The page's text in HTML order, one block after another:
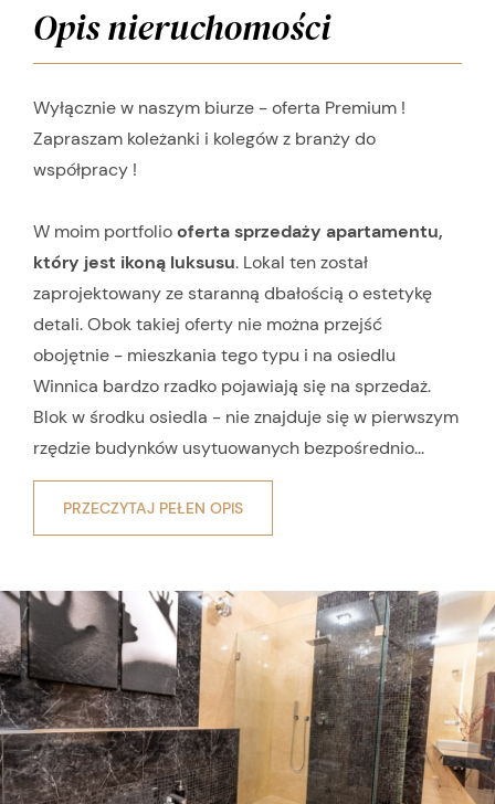
Opis nieruchomości
Wyłącznie w naszym biurze - oferta Premium !
Zapraszam koleżanki i kolegów z branży do
współpracy !
W moim portfoliooferta sprzedaży apartamentu,
który jest ikoną luksusu. Lokal ten został
zaprojektowany ze staranną dbałością o estetykę
detali. Obok takiej oferty nie można przejść
obojętnie - mieszkania tego typu i na osiedlu
Winnica bardzo rzadko pojawiają się na sprzedaż.
Blok w środku osiedla - nie znajduje się w pierwszym
rzędzie budynków usytuowanych bezpośrednio...
PRZECZYTAJ PEŁEN OPIS